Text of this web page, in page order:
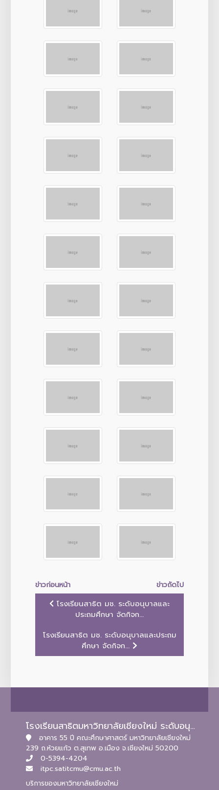
ข่าวก่อนหน้า
ข่าวถัดไป
โรงเรียนสาธิต มช. ระดับอนุบาลและ
ประถมศึกษา จัดกิจก...
โรงเรียนสาธิต มช. ระดับอนุบาลและประถม
ศึกษา จัดกิจก...
โรงเรียนสาธิตมหาวิทยาลัยเชียงใหม่ ระดับอนุบาลและประถมศึกษา
อาคาร 55 ปี คณะศึกษาศาสตร์ มหาวิทยาลัยเชียงใหม่
239 ถ.ห้วยแก้ว ต.สุเทพ อ.เมือง จ.เชียงใหม่ 50200
0-5394-4204
itpc.satitcmu@cmu.ac.th
บริการของมหาวิทยาลัยเชียงใหม่